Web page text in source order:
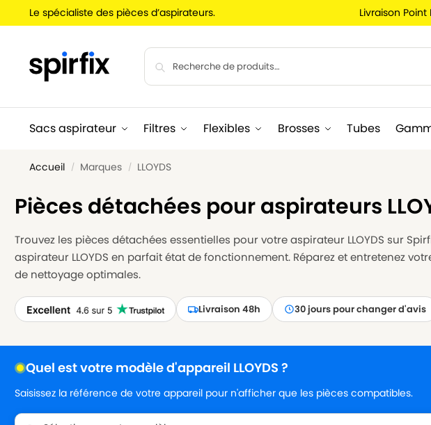
Le spécialiste des pièces d’aspirateurs. Livraison
Sacs aspirateur Filtres Flexibles Brosses Tubes
Accueil / Marques / LLOYDS
Pièces détachées pour aspirateurs
Trouvez les pièces détachées essentielles pour votre aspirateur LLOYDS sur
aspirateur LLOYDS en parfait état de fonctionnement. Réparez et entretenez
de nettoyage optimales.
Livraison 48h 30 jours pour changer d'avis
Quel est votre modèle d'appareil LLOYDS ?
Saisissez la référence de votre appareil pour n'afficher que les pièces compatibles.